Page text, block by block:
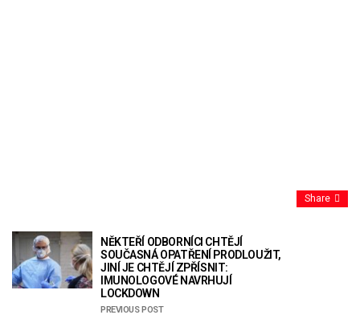
Share
NĚKTEŘÍ ODBORNÍCI CHTĚJÍ
SOUČASNÁ OPATŘENÍ PRODLOUŽIT,
JINÍ JE CHTĚJÍ ZPŘÍSNIT:
IMUNOLOGOVÉ NAVRHUJÍ
LOCKDOWN
PREVIOUS POST